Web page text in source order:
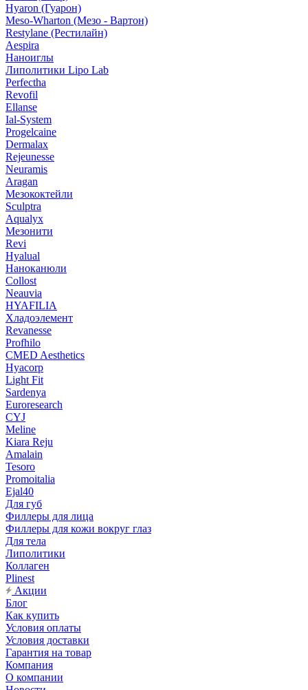
Hyaron (Гуарон)
Meso-Wharton (Мезо - Вартон)
Restylane (Рестилайн)
Aespira
Наноиглы
Липолитики Lipo Lab
Perfectha
Revofil
Ellanse
Ial-System
Progelcaine
Dermalax
Rejeunesse
Neuramis
Aragan
Мезококтейли
Sculptra
Aqualyx
Мезонити
Revi
Hyalual
Наноканюли
Collost
Neauvia
HYAFILIA
Хладоэлемент
Revanesse
Profhilo
CMED Aesthetics
Hyacorp
Light Fit
Sardenya
Euroresearch
CYJ
Meline
Kiara Reju
Amalain
Tesoro
Promoitalia
Ejal40
Для губ
Филлеры для лица
Филлеры для кожи вокруг глаз
Для тела
Липолитики
Коллаген
Plinest
Акции
Блог
Как купить
Условия оплаты
Условия доставки
Гарантия на товар
Компания
О компании